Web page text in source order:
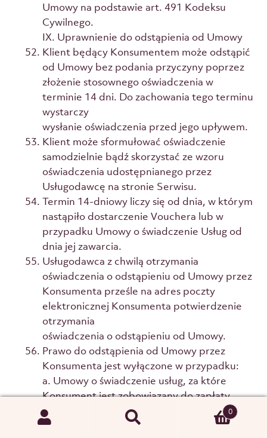
Umowy na podstawie art. 491 Kodeksu
Cywilnego.
IX. Uprawnienie do odstąpienia od Umowy
Klient będący Konsumentem może odstąpić
od Umowy bez podania przyczyny poprzez
złożenie stosownego oświadczenia w
terminie 14 dni. Do zachowania tego terminu
wystarczy
wysłanie oświadczenia przed jego upływem.
Klient może sformułować oświadczenie
samodzielnie bądź skorzystać ze wzoru
oświadczenia udostępnianego przez
Usługodawcę na stronie Serwisu.
Termin 14-dniowy liczy się od dnia, w którym
nastąpiło dostarczenie Vouchera lub w
przypadku Umowy o świadczenie Usług od
dnia jej zawarcia.
Usługodawca z chwilą otrzymania
oświadczenia o odstąpieniu od Umowy przez
Konsumenta prześle na adres poczty
elektronicznej Konsumenta potwierdzenie
otrzymania
oświadczenia o odstąpieniu od Umowy.
Prawo do odstąpienia od Umowy przez
Konsumenta jest wyłączone w przypadku:
a. Umowy o świadczenie usług, za które
Konsument jest zobowiązany do zapłaty
ceny, jeżeli
Sprzedawca wykonał w pełni usługę za
0